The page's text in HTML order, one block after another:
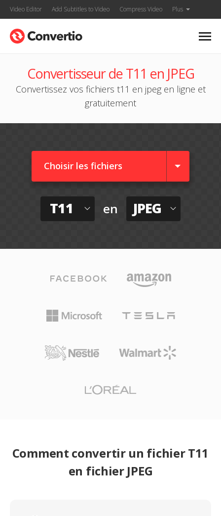
Video Editor Add Subtitles to Video Compress Video Plus
Convertisseur de T11 en JPEG
Convertissez vos fichiers t11 en jpeg en ligne et
gratuitement
Choisir les fichiers
T11 en JPEG
Comment convertir un fichier T11
en fichier JPEG